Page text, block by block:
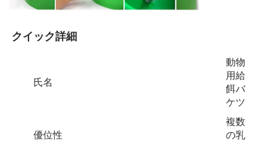
クイック詳細
氏名
動物
用給
餌バ
ケツ
優位性
複数
の乳